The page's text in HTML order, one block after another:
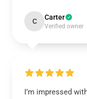
C Carter
Verified owner
I’m impressed